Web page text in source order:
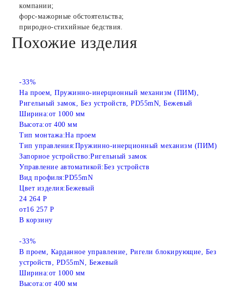
компании;
форс-мажорные обстоятельства;
природно-стихийные бедствия.
Похожие изделия
-33%
На проем, Пружинно-инерционный механизм (ПИМ),
Ригельный замок, Без устройств, PD55mN, Бежевый
Ширина:от 1000 мм
Высота:от 400 мм
Тип монтажа:На проем
Тип управления:Пружинно-инерционный механизм (ПИМ)
Запорное устройство:Ригельный замок
Управление автоматикой:Без устройств
Вид профиля:PD55mN
Цвет изделия:Бежевый
24 264 Р
от16 257 Р
В корзину
-33%
В проем, Карданное управление, Ригели блокирующие, Без
устройств, PD55mN, Бежевый
Ширина:от 1000 мм
Высота:от 400 мм